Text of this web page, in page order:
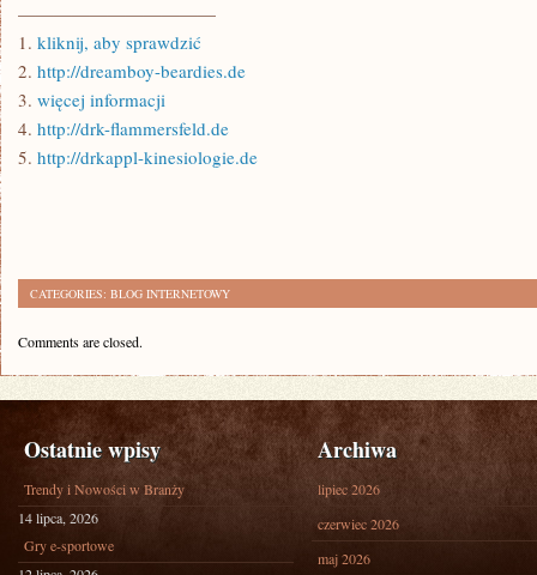
———————————
1. kliknij, aby sprawdzić
2. http://dreamboy-beardies.de
3. więcej informacji
4. http://drk-flammersfeld.de
5. http://drkappl-kinesiologie.de
CATEGORIES: BLOG INTERNETOWY
Comments are closed.
Ostatnie wpisy
Trendy i Nowości w Branży
14 lipca, 2026
Gry e-sportowe
Archiwa
lipiec 2026
czerwiec 2026
maj 2026